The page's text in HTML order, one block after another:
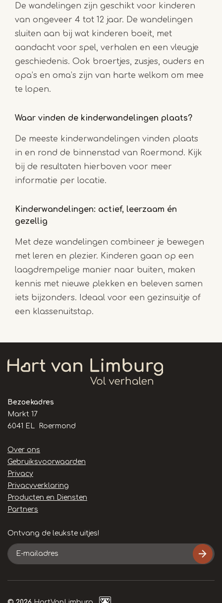
De wandelingen zijn geschikt voor kinderen
van ongeveer 4 tot 12 jaar. De wandelingen
sluiten aan bij wat kinderen boeit, met
aandacht voor spel, verhalen en een vleugje
geschiedenis. Ook broertjes, zusjes, ouders en
opa’s en oma’s zijn van harte welkom om mee
te lopen.
Waar vinden de kinderwandelingen plaats?
De meeste kinderwandelingen vinden plaats
in en rond de binnenstad van Roermond. Kijk
bij de resultaten hierboven voor meer
informatie per locatie.
Kinderwandelingen: actief, leerzaam én
gezellig
Met deze wandelingen combineer je bewegen
met leren en plezier. Kinderen gaan op een
laagdrempelige manier naar buiten, maken
kennis met nieuwe plekken en beleven samen
iets bijzonders. Ideaal voor een gezinsuitje of
een klassenuitstap.
Bezoekadres
Markt 17
6041 EL Roermond
Handige
links
Over ons
Gebruiksvoorwaarden
Privacy
Privacyverklaring
Producten en Diensten
Partners
Ontvang de leukste uitjes!
E-
mailadres